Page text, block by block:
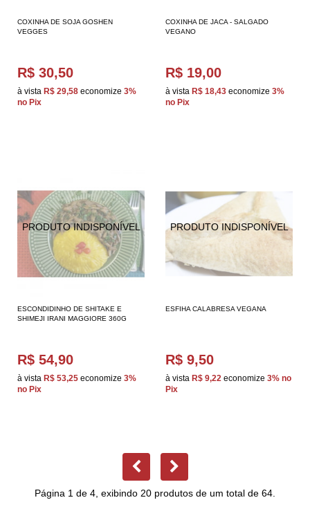
COXINHA DE SOJA GOSHEN
VEGGES
R$ 30,50
à vista R$ 29,58 economize 3%
no Pix
COXINHA DE JACA - SALGADO
VEGANO
R$ 19,00
à vista R$ 18,43 economize 3%
no Pix
ESCONDIDINHO DE SHITAKE E
SHIMEJI IRANI MAGGIORE 360G
R$ 54,90
à vista R$ 53,25 economize 3%
no Pix
ESFIHA CALABRESA VEGANA
R$ 9,50
à vista R$ 9,22 economize 3% no
Pix
Página 1 de 4, exibindo 20 produtos de um total de 64.